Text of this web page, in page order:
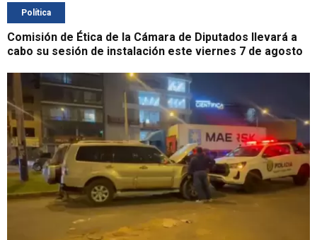
Política
Comisión de Ética de la Cámara de Diputados llevará a
cabo su sesión de instalación este viernes 7 de agosto